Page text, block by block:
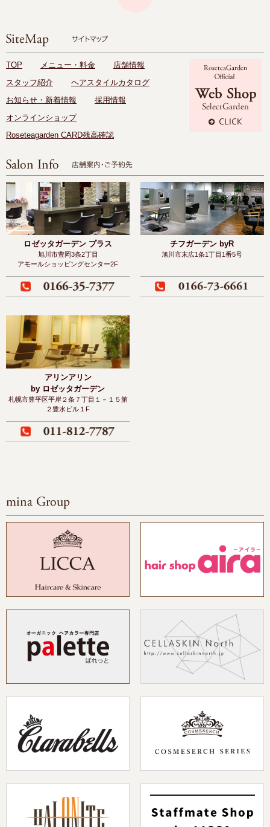
TOP メニュー・料金
店舗情報
スタッフ紹介
ヘアスタイルカタログ
お知らせ・新着情報
採用情報
オンラインショップ
Roseteagarden CARD残高確認
ロゼッタガーデン プラス
旭川市豊岡3条2丁目
アモールショッピングセンター2F
チフガーデン byR
旭川市末広1条1丁目1番5号
アリンアリン
by ロゼッタガーデン
札幌市豊平区平岸２条７丁目１－１５第
２豊水ビル１F